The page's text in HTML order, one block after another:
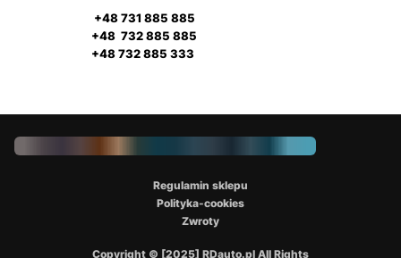
+48 731 885 885
+48 732 885 885
+48 732 885 333
Copyright © [2025] RDauto.pl All Rights
Regulamin sklepu
Polityka-cookies
Zwroty